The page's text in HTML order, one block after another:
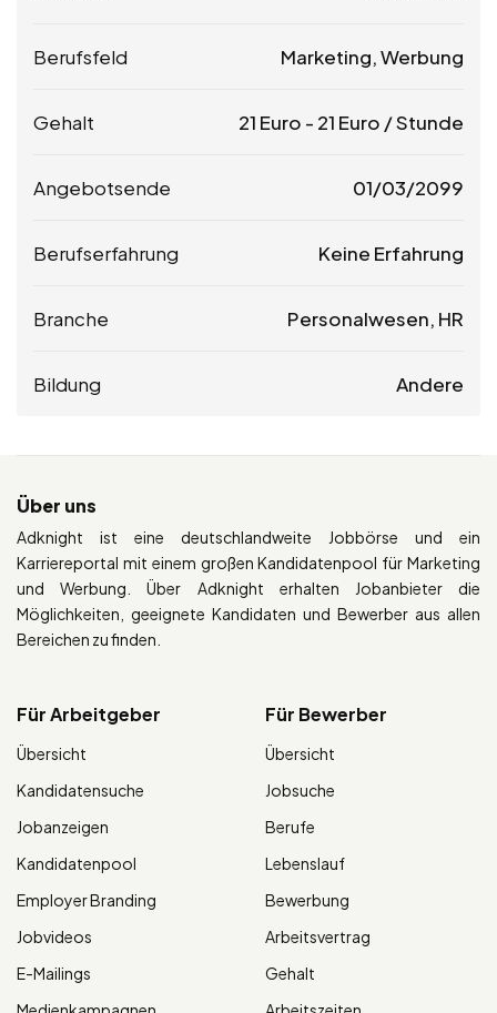
Berufsfeld Marketing, Werbung
Gehalt 21 Euro - 21 Euro / Stunde
Angebotsende 01/03/2099
Berufserfahrung Keine Erfahrung
Branche Personalwesen, HR
Bildung Andere
Über uns
Adknight ist eine deutschlandweite Jobbörse und ein
Karriereportal mit einem großen Kandidatenpool für Marketing
und Werbung. Über Adknight erhalten Jobanbieter die
Möglichkeiten, geeignete Kandidaten und Bewerber aus allen
Bereichen zu finden.
Für Arbeitgeber
Übersicht
Kandidatensuche
Jobanzeigen
Kandidatenpool
Employer Branding
Jobvideos
E-Mailings
Für Bewerber
Übersicht
Jobsuche
Berufe
Lebenslauf
Bewerbung
Arbeitsvertrag
Gehalt